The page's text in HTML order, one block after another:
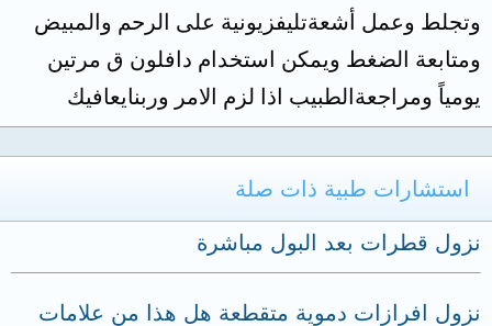
وتجلط وعمل أشعةتليفزيونية على الرحم والمبيض
ومتابعة الضغط ويمكن استخدام دافلون ق مرتين
يومياً ومراجعةالطبيب اذا لزم الامر وربنايعافيك
استشارات طبية ذات صلة
نزول قطرات بعد البول مباشرة
نزول افرازات دموية متقطعة هل هذا من علامات